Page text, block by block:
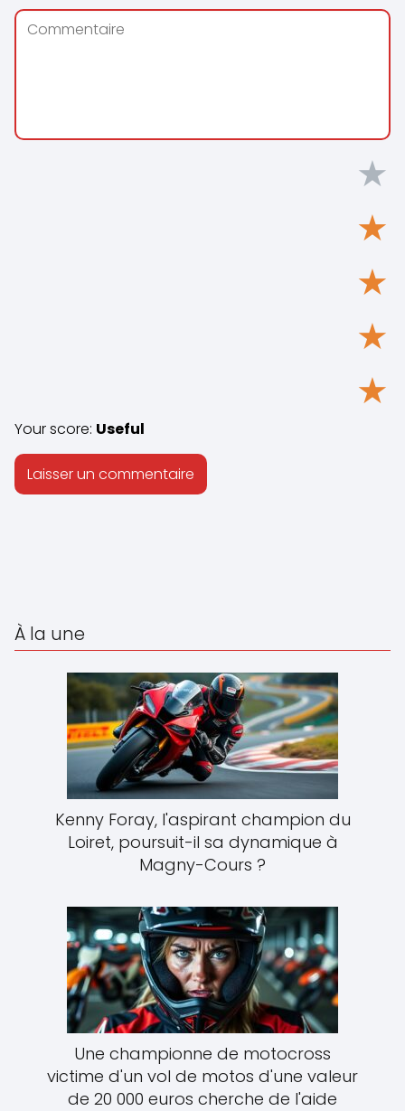
★
★
★
★
★
Your score: Useful
À la une
Kenny Foray, l'aspirant champion du
Loiret, poursuit-il sa dynamique à
Magny-Cours ?
Une championne de motocross
victime d'un vol de motos d'une valeur
de 20 000 euros cherche de l'aide